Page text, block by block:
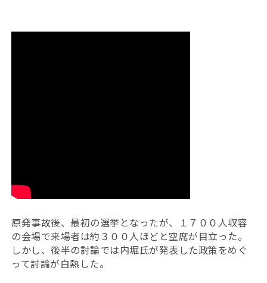
原発事故後、最初の選挙となったが、１７００人収容
の会場で来場者は約３００人ほどと空席が目立った。
しかし、後半の討論では内堀氏が発表した政策をめぐ
って討論が白熱した。